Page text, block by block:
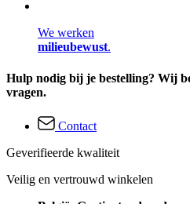
We werken
milieubewust.
Hulp nodig bij je bestelling? Wij
vragen.
Contact
Geverifieerde kwaliteit
Veilig en vertrouwd winkelen